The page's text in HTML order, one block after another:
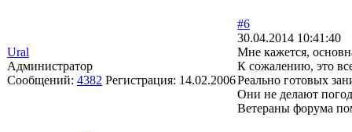
Ural
Администратор
Сообщений: 4382 Регистрация: 14.02.2006
#6
30.04.2014 10:41:40
Мне кажется,
К сожалению, это
Реально готовых
Они не делают
Ветераны форума